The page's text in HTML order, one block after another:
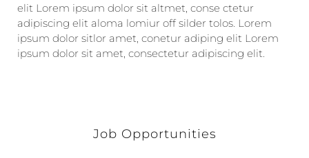
elit Lorem ipsum dolor sit altmet, conse ctetur
adipiscing elit aloma lomiur off silder tolos. Lorem
ipsum dolor sitlor amet, conetur adiping elit Lorem
ipsum dolor sit amet, consectetur adipiscing elit.
Job Opportunities